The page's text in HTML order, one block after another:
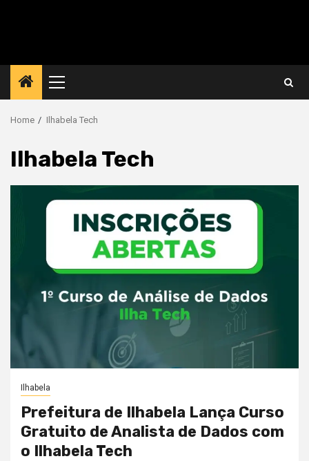
Primary
Menu
Home Ilhabela Tech
Ilhabela Tech
Ilhabela
Prefeitura de Ilhabela Lança Curso
Gratuito de Analista de Dados com
o Ilhabela Tech